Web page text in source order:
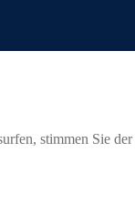
stimmen Sie